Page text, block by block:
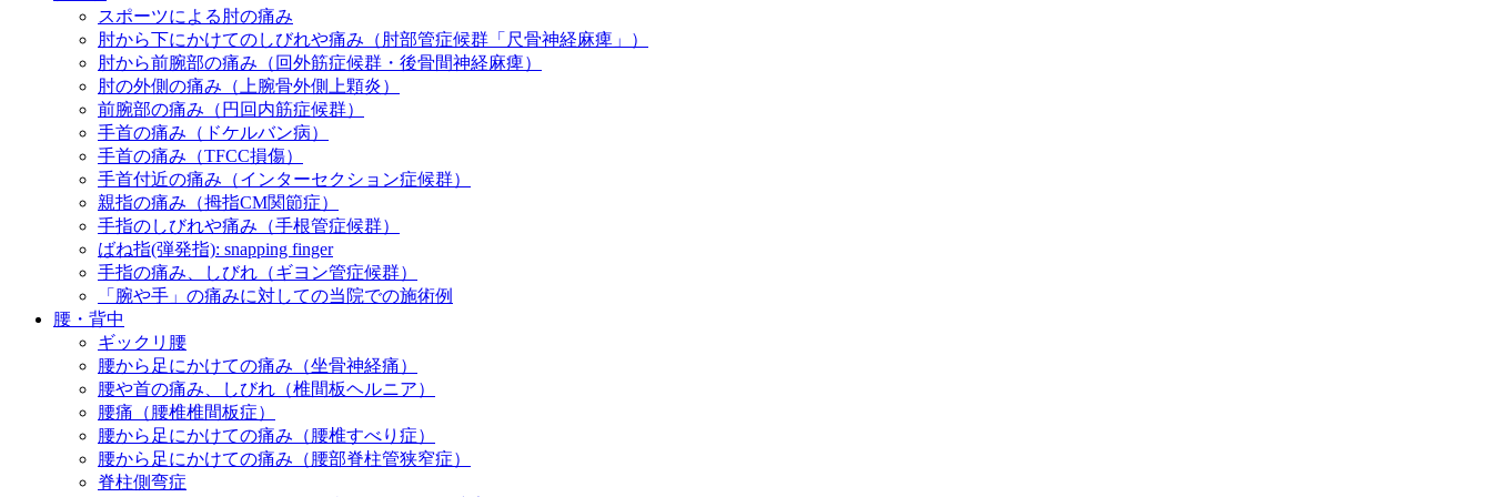
スポーツによる肘の痛み
肘から下にかけてのしびれや痛み（肘部管症候群「尺骨神経麻痺」）
肘から前腕部の痛み（回外筋症候群・後骨間神経麻痺）
肘の外側の痛み（上腕骨外側上顆炎）
前腕部の痛み（円回内筋症候群）
手首の痛み（ドケルバン病）
手首の痛み（TFCC損傷）
手首付近の痛み（インターセクション症候群）
親指の痛み（拇指CM関節症）
手指のしびれや痛み（手根管症候群）
ばね指(弾発指): snapping finger
手指の痛み、しびれ（ギヨン管症候群）
「腕や手」の痛みに対しての当院での施術例
腰・背中
ギックリ腰
腰から足にかけての痛み（坐骨神経痛）
腰や首の痛み、しびれ（椎間板ヘルニア）
腰痛（腰椎椎間板症）
腰から足にかけての痛み（腰椎すべり症）
腰から足にかけての痛み（腰部脊柱管狭窄症）
脊柱側弯症